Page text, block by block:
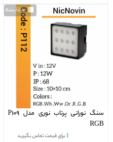
مقایسه
سنگ نورانی پرتاب نوری مدل P109
RGB
۱برای قیمت تماس بگیرید